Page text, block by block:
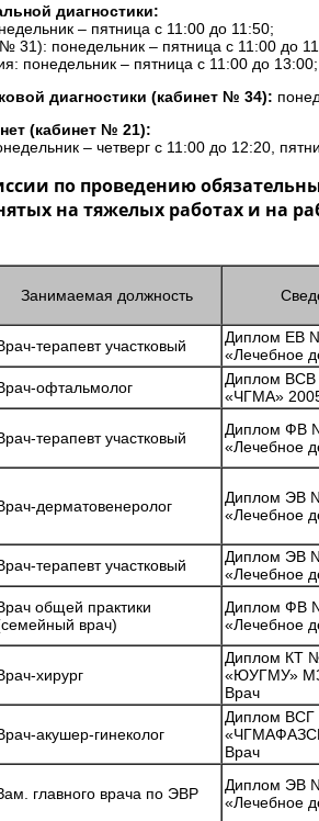
диагностики:
– пятница с 11:00 до 11:50;
31): понедельник – пятница с 11:00 до
понедельник – пятница с 11:00 до 13:00;
диагностики (кабинет № 34):
(кабинет № 21):
– четверг с 11:00 до 12:20,
по проведению
на тяжелых работах и на
Занимаемая должность
терапевт участковый
Диплом ЕВ
«Лечебное
офтальмолог
Диплом
«ЧГМА»
терапевт участковый
Диплом ФВ
«Лечебное
дерматовенеролог
Диплом ЭВ
«Лечебное
терапевт участковый
Диплом ЭВ
«Лечебное
общей практики
врач)
Диплом ФВ
«Лечебное
хирург
Диплом КТ
«ЮУГМУ»
Врач
акушер-гинеколог
Диплом
Врач
главного врача по ЭВР
Диплом ЭВ
«Лечебное